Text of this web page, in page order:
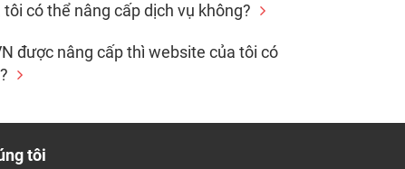
có thể nâng cấp dịch vụ không?
được nâng cấp thì website của tôi có
tôi